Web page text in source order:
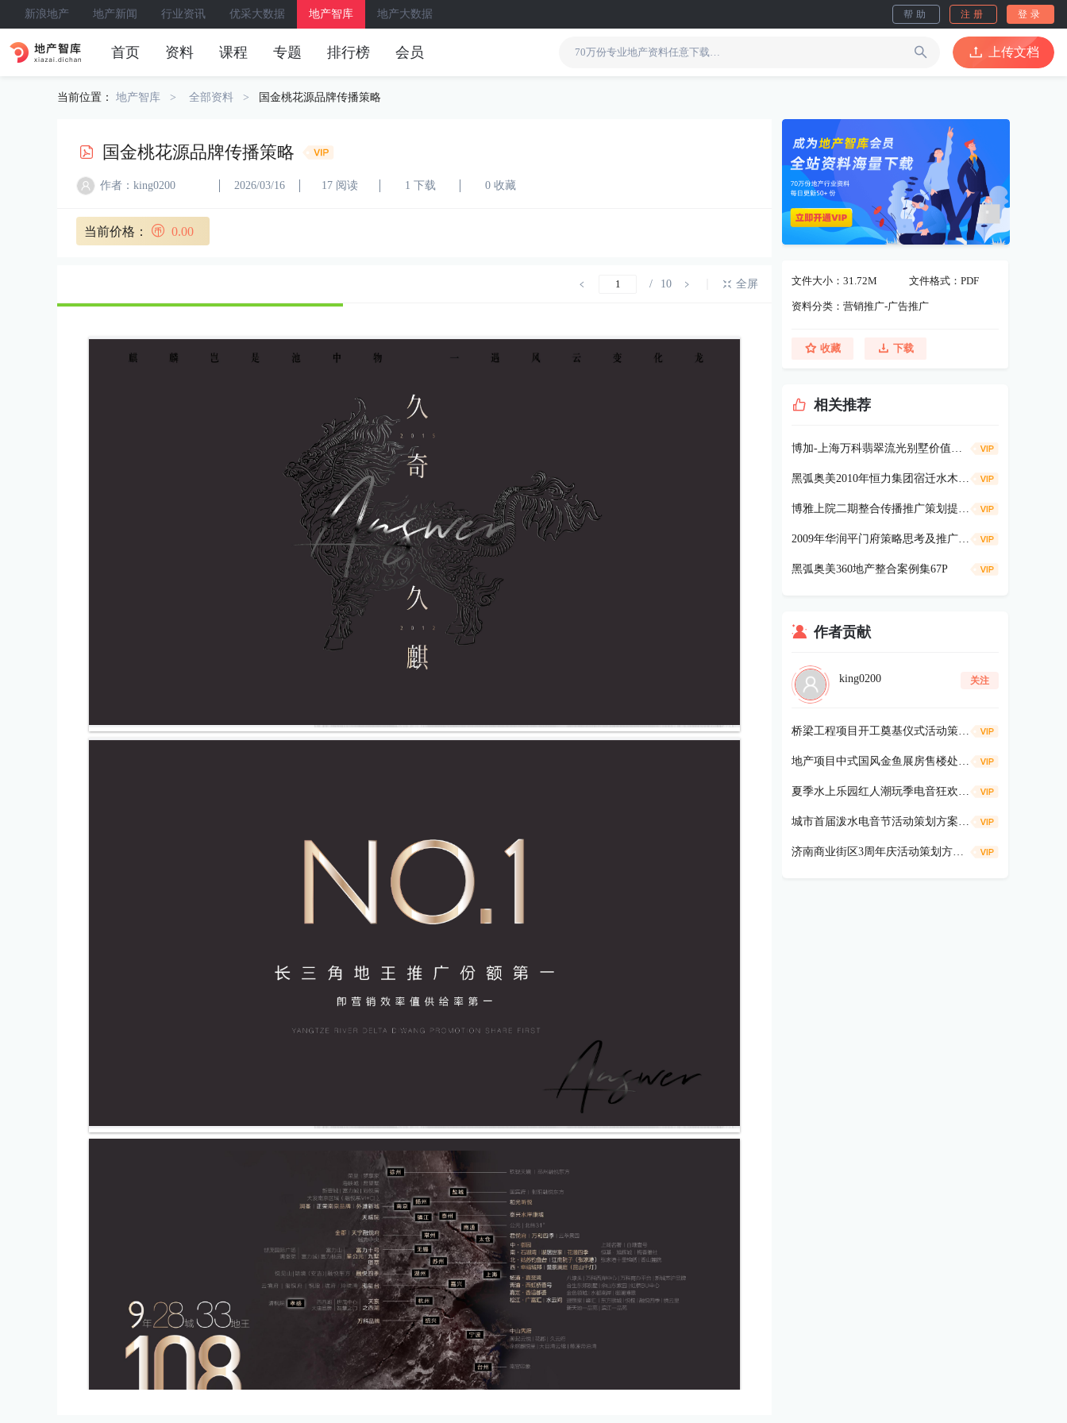
新浪地产 地产新闻 行业资讯 优采大数据 地产智库 地产大数据 帮助 注册 登录
首页 资料 课程 专题 排行榜 会员 上传文档
当前位置： 地产智库 全部资料 国金桃花源品牌传播策略
国金桃花源品牌传播策略
作者：king0200 2026/03/16 17 阅读 1 下载 0 收藏
当前价格： 0.00
/ 10 全屏 文件大小：31.72M 文件格式：PDF
资料分类：营销推广-广告推广
收藏 下载
相关推荐
博加-上海万科翡翠流光别墅价值策略91p
黑弧奥美2010年恒力集团宿迁水木清华项目《广告及营销提案》334p
博雅上院二期整合传播推广策划提案104P
2009年华润平门府策略思考及推广181P
黑弧奥美360地产整合案例集67P
作者贡献
king0200 关注
桥梁工程项目开工奠基仪式活动策划方案
地产项目中式国风金鱼展房售楼处示范区开放活动策划方案（遇鉴国风雅境时主题）
夏季水上乐园红人潮玩季电音狂欢活动策划方案
城市首届泼水电音节活动策划方案（盛夏狂欢 电音造浪主题）
济南商业街区3周年庆活动策划方案（共富热爱 不燃不3主题）